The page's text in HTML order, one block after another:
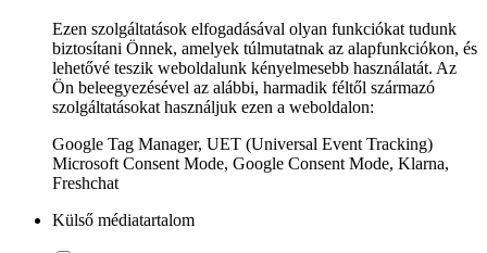
Ezen szolgáltatások elfogadásával olyan funkciókat tudunk
biztosítani Önnek, amelyek túlmutatnak az alapfunkciókon, és
lehetővé teszik weboldalunk kényelmesebb használatát. Az
Ön beleegyezésével az alábbi, harmadik féltől származó
szolgáltatásokat használjuk ezen a weboldalon:
Google Tag Manager, UET (Universal Event Tracking)
Microsoft Consent Mode, Google Consent Mode, Klarna,
Freshchat
Külső médiatartalom